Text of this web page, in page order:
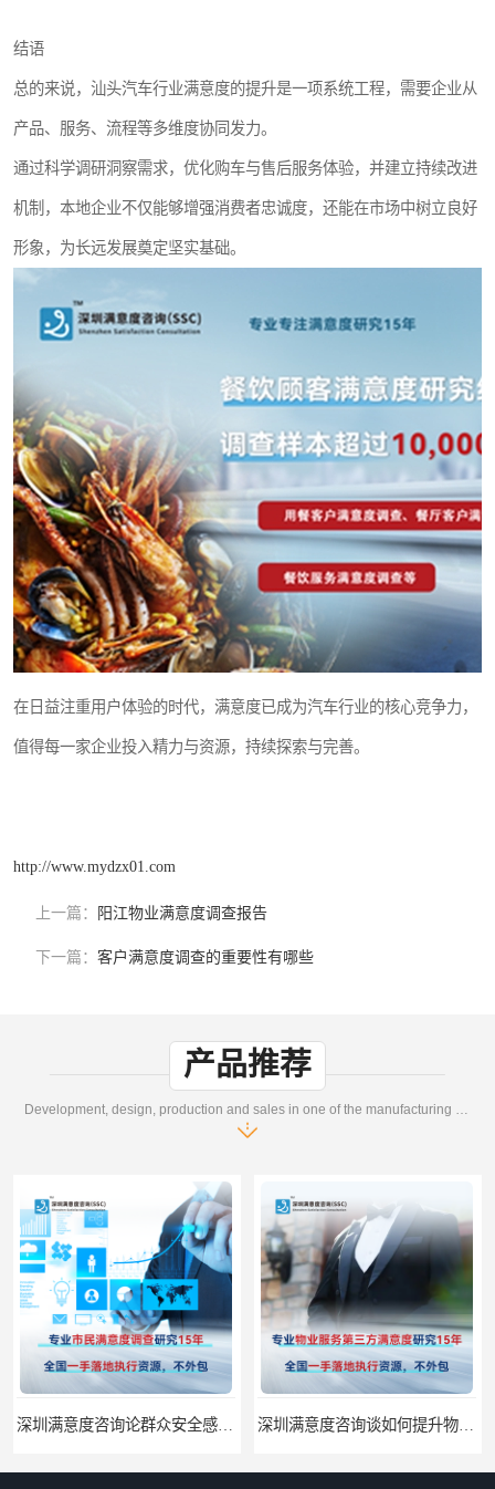
结语
总的来说，汕头汽车行业满意度的提升是一项系统工程，需要企业从
产品、服务、流程等多维度协同发力。
通过科学调研洞察需求，优化购车与售后服务体验，并建立持续改进
机制，本地企业不仅能够增强消费者忠诚度，还能在市场中树立良好
形象，为长远发展奠定坚实基础。
在日益注重用户体验的时代，满意度已成为汽车行业的核心竞争力，
值得每一家企业投入精力与资源，持续探索与完善。
http://www.mydzx01.com
上一篇： 阳江物业满意度调查报告
下一篇： 客户满意度调查的重要性有哪些
产品推荐
Development, design, production and sales in one of the manufacturing enterprises